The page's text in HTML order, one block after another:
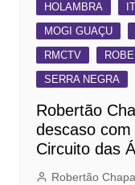
HOLAMBRA
MOGI GUAÇU
RMCTV
SERRA NEGRA
Robertão
descaso
Circuito das
Robertão